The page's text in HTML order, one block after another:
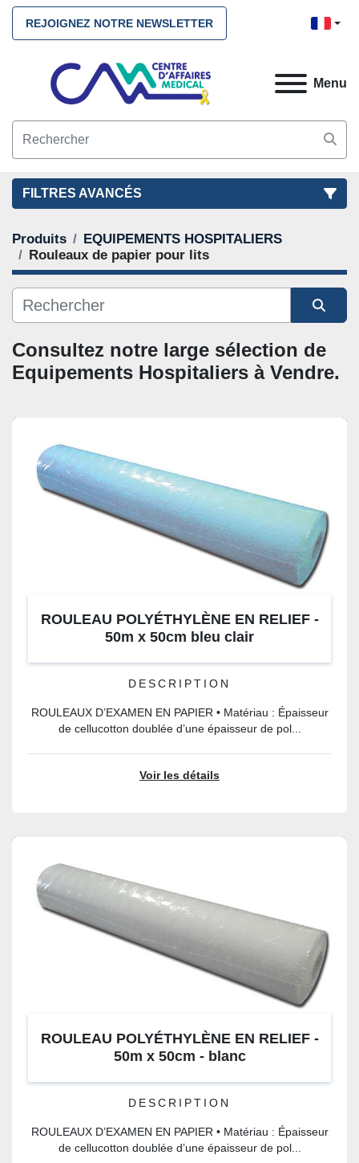
REJOIGNEZ NOTRE NEWSLETTER
Menu
FILTRES AVANCÉS
FILTRES (2) NETTOYEZ TOUS
Rouleaux de papier pour lits
CATÉGORIE
Produits
EQUIPEMENTS HOSPITALIERS
Rouleaux de papier pour lits
Trier par
Consultez notre large sélection de
Equipements Hospitaliers à Vendre.
ROULEAU POLYÉTHYLÈNE EN RELIEF -
50m x 50cm bleu clair
DESCRIPTION
ROULEAUX D’EXAMEN EN PAPIER • Matériau : Épaisseur
de cellucotton doublée d’une épaisseur de pol...
Voir les détails
ROULEAU POLYÉTHYLÈNE EN RELIEF -
50m x 50cm - blanc
DESCRIPTION
ROULEAUX D’EXAMEN EN PAPIER • Matériau : Épaisseur
de cellucotton doublée d’une épaisseur de pol...